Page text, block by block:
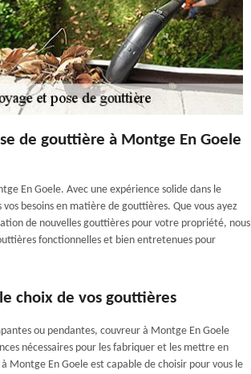
de gouttière à Montge En Goele
En Goele. Avec une expérience solide dans le
besoins en matière de gouttières. Que vous ayez
de nouvelles gouttières pour votre propriété, nous
fonctionnelles et bien entretenues pour
choix de vos gouttières
ou pendantes, couvreur à Montge En Goele
nécessaires pour les fabriquer et les mettre en
Montge En Goele est capable de choisir pour vous le